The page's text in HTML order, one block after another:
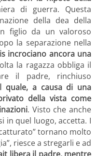
di guerra. Questa
della dea della
figlio da un valoroso
la separazione nella
incrociano ancora una
la ragazza obbliga il
il padre, rinchiuso
quale, a causa di una
della vista come
. Visto che anche
in quel luogo, accetta. I
tornano molto
riesce a stregarli e ad